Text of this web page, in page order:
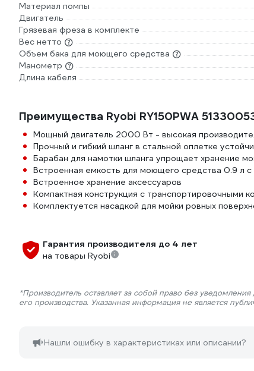
Материал помпы
Двигатель
Грязевая фреза в комплекте
Вес нетто
Объем бака для моющего средства
Манометр
Длина кабеля
Преимущества Ryobi RY150PWA
Мощный двигатель 2000 Вт - высокая
Прочный и гибкий шланг в стальной оплетке
Барабан для намотки шланга упрощает хранение
Встроенная емкость для моющего средства 0.9 л
Встроенное хранение аксессуаров
Компактная конструкция с транспортировочными
Комплектуется насадкой для мойки ровных
Гарантия производителя до 4 лет
на товары Ryobi
*Производитель оставляет за собой право без
его производства. Указанная информация не является
Нашли ошибку в характеристиках или описании?